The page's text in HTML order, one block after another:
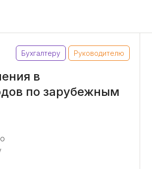
в
по зарубежным
Бухгалтеру Руководителю